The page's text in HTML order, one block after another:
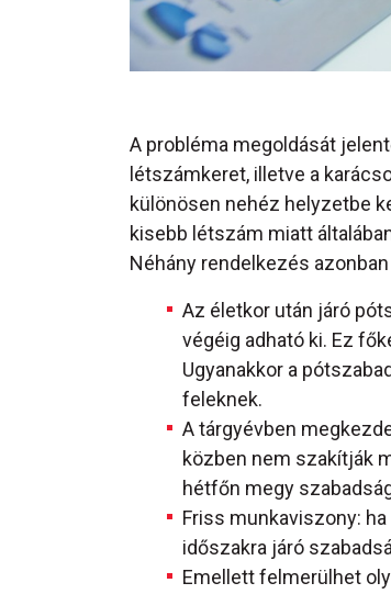
A probléma megoldását
létszámkeret, illetve a
különösen nehéz helyzetbe
kisebb létszám miatt
Néhány rendelkezés
Az életkor után járó
végéig adható ki. Ez
Ugyanakkor a
feleknek.
A tárgyévben
közben nem szakítják
hétfőn megy
Friss munkaviszony:
időszakra járó
Emellett felmerülhet